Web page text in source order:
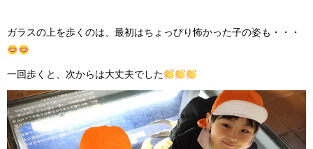
ガラスの上を歩くのは、最初はちょっぴり怖かった子の姿も・・・
一回歩くと、次からは大丈夫でした